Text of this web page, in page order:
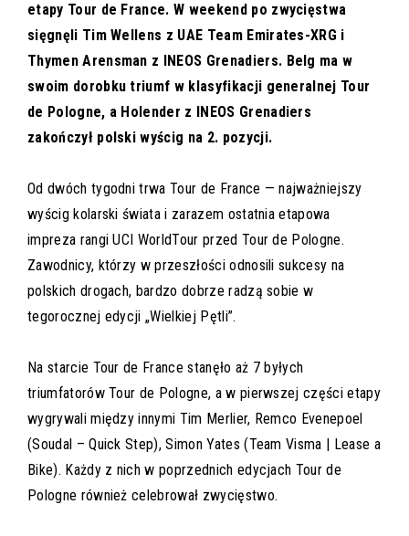
etapy Tour de France. W weekend po zwycięstwa
sięgnęli Tim Wellens z UAE Team Emirates-XRG i
Thymen Arensman z INEOS Grenadiers. Belg ma w
swoim dorobku triumf w klasyfikacji generalnej Tour
de Pologne, a Holender z INEOS Grenadiers
zakończył polski wyścig na 2. pozycji.
Od dwóch tygodni trwa Tour de France — najważniejszy
wyścig kolarski świata i zarazem ostatnia etapowa
impreza rangi UCI WorldTour przed Tour de Pologne.
Zawodnicy, którzy w przeszłości odnosili sukcesy na
polskich drogach, bardzo dobrze radzą sobie w
tegorocznej edycji „Wielkiej Pętli”.
Na starcie Tour de France stanęło aż 7 byłych
triumfatorów Tour de Pologne, a w pierwszej części etapy
wygrywali między innymi Tim Merlier, Remco Evenepoel
(Soudal – Quick Step), Simon Yates (Team Visma | Lease a
Bike). Każdy z nich w poprzednich edycjach Tour de
Pologne również celebrował zwycięstwo.